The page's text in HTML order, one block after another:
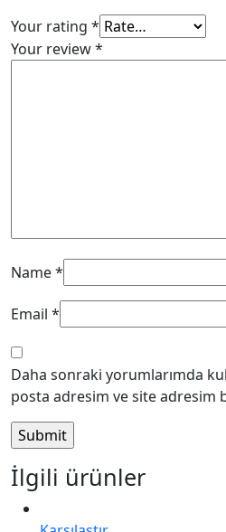
Your rating *
Your review*
Name*
Email *
Daha sonraki yorumlarımda
posta adresim ve site adresim
İlgili ürünler